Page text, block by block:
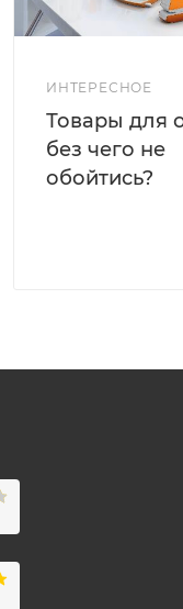
ИНТЕРЕСНОЕ
Товары для
без чего не
обойтись?